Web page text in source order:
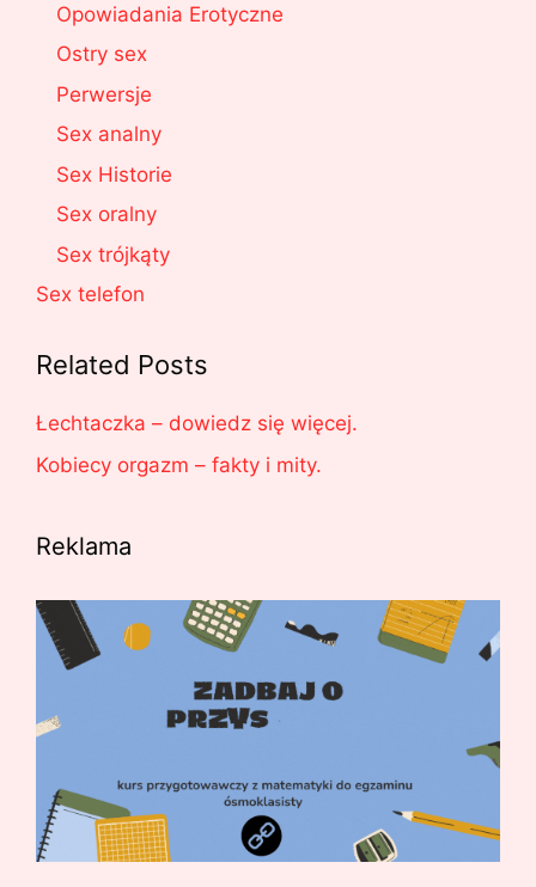
Opowiadania Erotyczne
Ostry sex
Perwersje
Sex analny
Sex Historie
Sex oralny
Sex trójkąty
Sex telefon
Related Posts
Łechtaczka – dowiedz się więcej.
Kobiecy orgazm – fakty i mity.
Reklama